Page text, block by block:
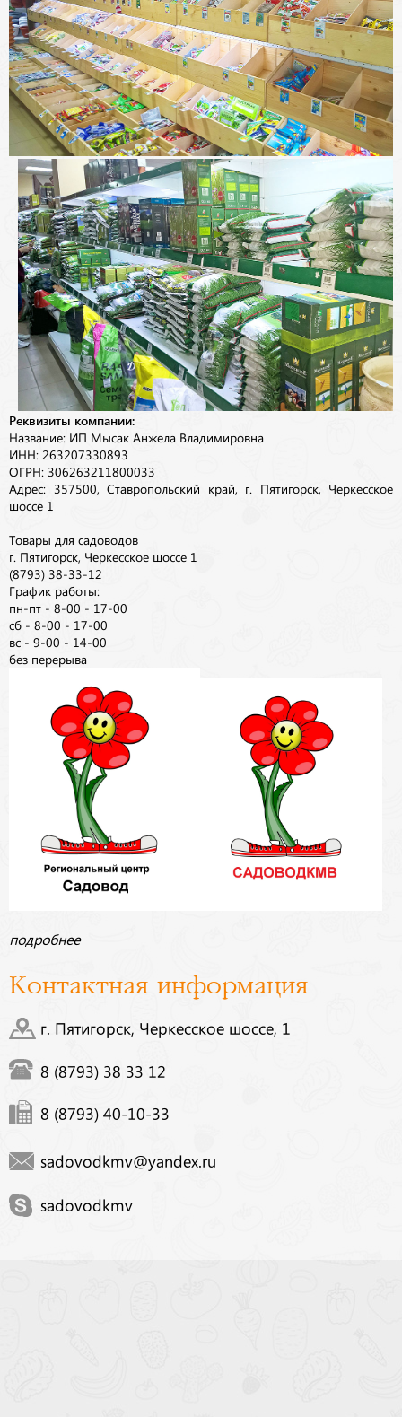
Реквизиты компании:
Название: ИП Мысак Анжела Владимировна
ИНН: 263207330893
ОГРН: 306263211800033
Адрес: 357500, Ставропольский край, г. Пятигорск, Черкесское
шоссе 1
Товары для садоводов
г. Пятигорск, Черкесское шоссе 1
(8793) 38-33-12
График работы:
пн-пт - 8-00 - 17-00
сб - 8-00 - 17-00
вс - 9-00 - 14-00
без перерыва
подробнее
Контактная информация
г. Пятигорск, Черкесское шоссе, 1
8 (8793) 38 33 12
8 (8793) 40-10-33
sadovodkmv@yandex.ru
sadovodkmv